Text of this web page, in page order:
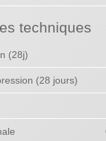
techniques
(28j)
(28 jours)